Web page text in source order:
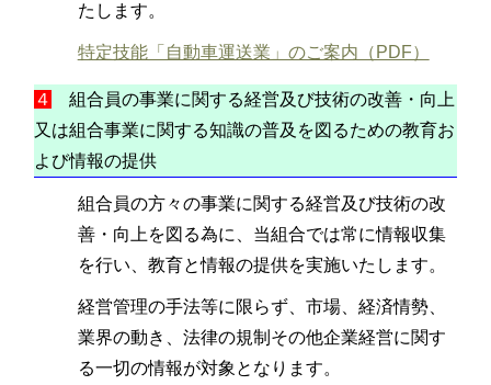
たします。
特定技能「自動車運送業」のご案内（PDF）
４
組合員の事業に関する経営及び技術の改善・向上
又は組合事業に関する知識の普及を図るための教育お
よび情報の提供
組合員の方々の事業に関する経営及び技術の改
善・向上を図る為に、当組合では常に情報収集
を行い、教育と情報の提供を実施いたします。
経営管理の手法等に限らず、市場、経済情勢、
業界の動き、法律の規制その他企業経営に関す
る一切の情報が対象となります。